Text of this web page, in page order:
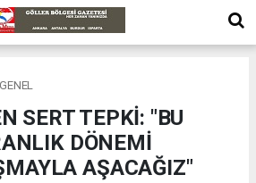
SERT TEPKİ: "BU
DÖNEMİ
AŞACAĞIZ"